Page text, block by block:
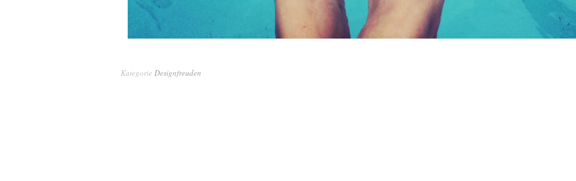
Kategorie Designfreuden